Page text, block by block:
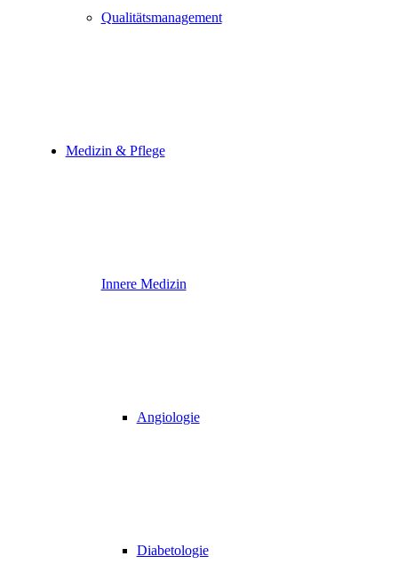
Qualitätsmanagement
Medizin & Pflege
Innere Medizin
Angiologie
Diabetologie